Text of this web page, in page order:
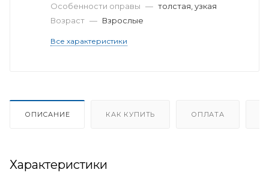
Особенности оправы — толстая, узкая
Возраст — Взрослые
Все характеристики
ОПИСАНИЕ КАК КУПИТЬ ОПЛАТА
Характеристики